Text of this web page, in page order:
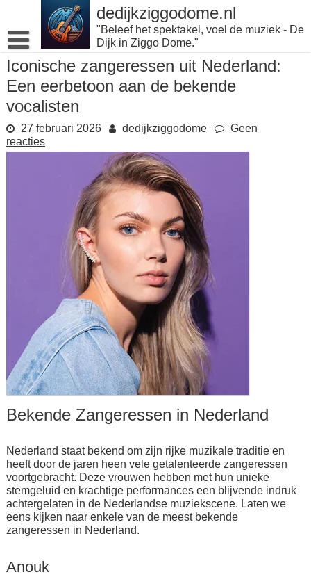
inhoud
gaan
dedijkziggodome.nl
"Beleef het spektakel, voel de muziek - De
Dijk in Ziggo Dome."
Iconische zangeressen uit Nederland:
Een eerbetoon aan de bekende
vocalisten
27 februari 2026 dedijkziggodome
Geen
reacties
Bekende Zangeressen in Nederland
Nederland staat bekend om zijn rijke muzikale traditie en
heeft door de jaren heen vele getalenteerde zangeressen
voortgebracht. Deze vrouwen hebben met hun unieke
stemgeluid en krachtige performances een blijvende indruk
achtergelaten in de Nederlandse muziekscene. Laten we
eens kijken naar enkele van de meest bekende
zangeressen in Nederland.
Anouk